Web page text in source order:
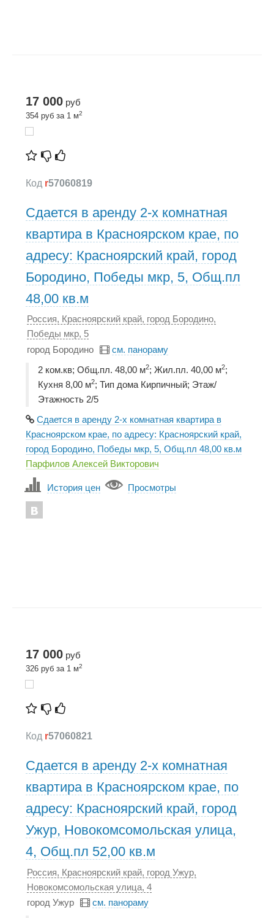
17 000 руб
354 руб за 1 м2
Код r57060819
Сдается в аренду 2-х комнатная
квартира в Красноярском крае, по
адресу: Красноярский край, город
Бородино, Победы мкр, 5, Общ.пл
48,00 кв.м
Россия, Красноярский край, город Бородино,
Победы мкр, 5
город Бородино
см. панораму
2 ком.кв; Общ.пл. 48,00 м2; Жил.пл. 40,00 м2;
Кухня 8,00 м2; Тип дома Кирпичный; Этаж/
Этажность 2/5
Сдается в аренду 2-х комнатная квартира в
Красноярском крае, по адресу: Красноярский край,
город Бородино, Победы мкр, 5, Общ.пл 48,00 кв.м
Парфилов Алексей Викторович
История цен Просмотры
17 000 руб
326 руб за 1 м2
Код r57060821
Сдается в аренду 2-х комнатная
квартира в Красноярском крае, по
адресу: Красноярский край, город
Ужур, Новокомсомольская улица,
4, Общ.пл 52,00 кв.м
Россия, Красноярский край, город Ужур,
Новокомсомольская улица, 4
город Ужур
см. панораму